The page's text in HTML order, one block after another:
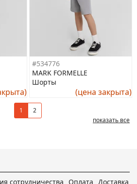
#534776
MARK FORMELLE
Шорты
(цена закрыта)
1
2
показать все
сотрудничества Оплата Доставка